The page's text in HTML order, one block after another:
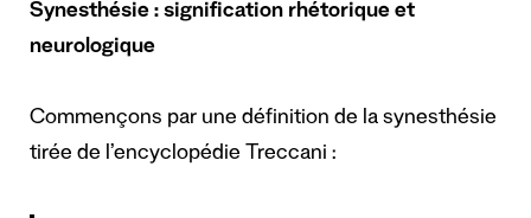
Synesthésie : signification rhétorique et
neurologique
Commençons par une définition de la synesthésie
tirée de l’encyclopédie Treccani :